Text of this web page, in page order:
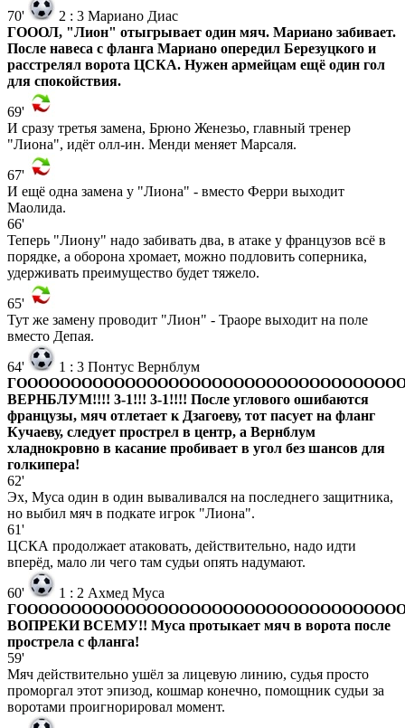
70'
2 : 3 Мариано Диас
ГОООЛ, "Лион" отыгрывает один мяч. Мариано забивает.
После навеса с фланга Мариано опередил Березуцкого и
расстрелял ворота ЦСКА. Нужен армейцам ещё один гол
для спокойствия.
69'
И сразу третья замена, Брюно Женезьо, главный тренер
"Лиона", идёт олл-ин. Менди меняет Марсаля.
67'
И ещё одна замена у "Лиона" - вместо Ферри выходит
Маолида.
66'
Теперь "Лиону" надо забивать два, в атаке у французов всё в
порядке, а оборона хромает, можно подловить соперника,
удерживать преимущество будет тяжело.
65'
Тут же замену проводит "Лион" - Траоре выходит на поле
вместо Депая.
64'
1 : 3 Понтус Вернблум
ВЕРНБЛУМ!!!! 3-1!!! 3-1!!!! После углового ошибаются
французы, мяч отлетает к Дзагоеву, тот пасует на фланг
Кучаеву, следует прострел в центр, а Вернблум
хладнокровно в касание пробивает в угол без шансов для
голкипера!
62'
Эх, Муса один в один вываливался на последнего защитника,
но выбил мяч в подкате игрок "Лиона".
61'
ЦСКА продолжает атаковать, действительно, надо идти
вперёд, мало ли чего там судьи опять надумают.
60'
1 : 2 Ахмед Муса
ВОПРЕКИ ВСЕМУ!! Муса протыкает мяч в ворота после
прострела с фланга!
59'
Мяч действительно ушёл за лицевую линию, судья просто
проморгал этот эпизод, кошмар конечно, помощник судьи за
воротами проигнорировал момент.